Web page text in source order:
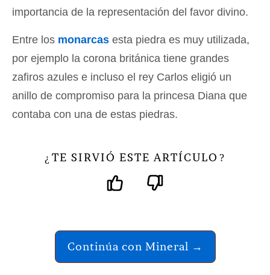
importancia de la representación del favor divino.
Entre los monarcas esta piedra es muy utilizada,
por ejemplo la corona británica tiene grandes
zafiros azules e incluso el rey Carlos eligió un
anillo de compromiso para la princesa Diana que
contaba con una de estas piedras.
¿ TE SIRVIÓ ESTE ARTÍCULO ?
Continúa con Mineral →